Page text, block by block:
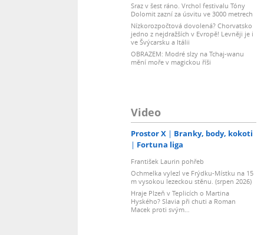
Sraz v šest ráno. Vrchol festivalu Tóny
Dolomit zazní za úsvitu ve 3000 metrech
Nízkorozpočtová dovolená? Chorvatsko
jedno z nejdražších v Evropě! Levněji je i
ve Švýcarsku a Itálii
OBRAZEM: Modré slzy na Tchaj-wanu
mění moře v magickou říši
Video
Prostor X
Branky, body, kokoti
Fortuna liga
František Laurin pohřeb
Ochmelka vylezl ve Frýdku-Místku na 15
m vysokou lezeckou stěnu. (srpen 2026)
Hraje Plzeň v Teplicích o Martina
Hyského? Slavia při chuti a Roman
Macek proti svým…